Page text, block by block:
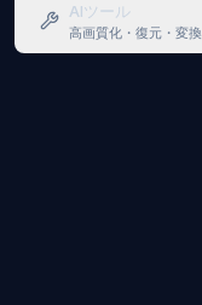
AIツール
高画質化・復元・変換